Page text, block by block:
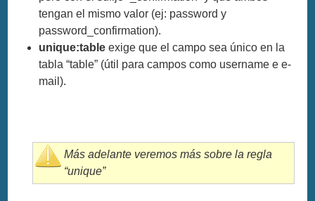
tengan el mismo valor (ej: password y
password_confirmation).
unique:table exige que el campo sea único en la
tabla “table” (útil para campos como username e e-
mail).
Más adelante veremos más sobre la regla
“unique”